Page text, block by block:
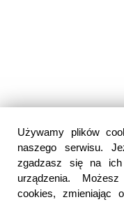
Używamy plików
naszego serwisu.
zgadzasz się na
urządzenia.
cookies, zmieniając